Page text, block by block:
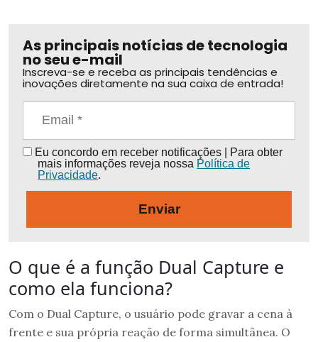
As principais notícias de tecnologia
no seu e-mail
Inscreva-se e receba as principais tendências e
inovações diretamente na sua caixa de entrada!
Eu concordo em receber notificações | Para obter
mais informações reveja nossa Política de
Privacidade.
Enviar
O que é a função Dual Capture e
como ela funciona?
Com o Dual Capture, o usuário pode gravar a cena à
frente e sua própria reação de forma simultânea. O